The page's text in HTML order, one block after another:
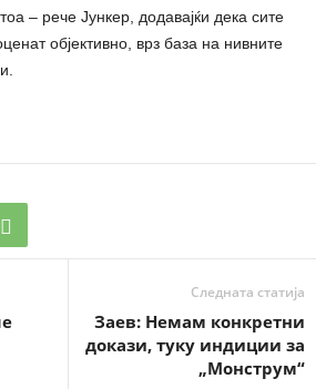
– рече Јункер, додавајќи дека сите
објективно, врз база на нивните
Следната статија
Заев: Немам конкретни
докази, туку индиции за
„Монструм“